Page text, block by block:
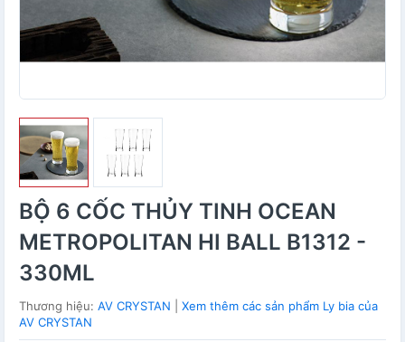
BỘ 6 CỐC THỦY TINH OCEAN
METROPOLITAN HI BALL B1312 -
330ML
Thương hiệu: AV CRYSTAN
Xem thêm các sản phẩm Ly bia của
AV CRYSTAN